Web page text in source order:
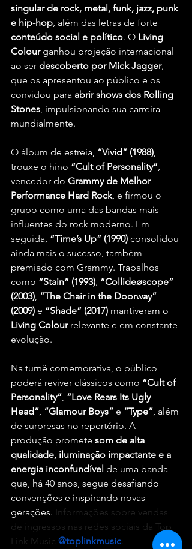
singular de rock, metal, funk, jazz, punk
e hip-hop, além das letras de forte
conteúdo social e político. O Living
Colour ganhou projeção internacional
ao ser descoberto por Mick Jagger,
que os apresentou ao público e os
convidou para abrir shows dos Rolling
Stones, impulsionando sua carreira
mundialmente.
O álbum de estreia, “Vivid” (1988),
trouxe o hino “Cult of Personality”,
vencedor do Grammy de Melhor
Performance Hard Rock, e firmou o
grupo como uma das bandas mais
influentes do rock moderno. Em
seguida, “Time’s Up” (1990) consolidou
ainda mais o sucesso, também
premiado com Grammy. Trabalhos
como “Stain” (1993), “Collideøscope”
(2003), “The Chair in the Doorway”
(2009) e “Shade” (2017) mantiveram o
Living Colour relevante e em constante
evolução.
Na turnê comemorativa, o público
poderá reviver clássicos como “Cult of
Personality”, “Love Rears Its Ugly
Head”, “Glamour Boys” e “Type”, além
de surpresas no repertório. A
produção promete som de alta
qualidade, iluminação impactante e a
energia inconfundível de uma banda
que, há 40 anos, segue desafiando
convenções e inspirando novas
gerações. Informações sobre vendas
de ingressos nas redes sociais da Top
Link Music @toplinkmusic